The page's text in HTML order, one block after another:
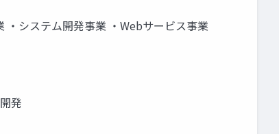
システム開発事業 ・Webサービス事業
発